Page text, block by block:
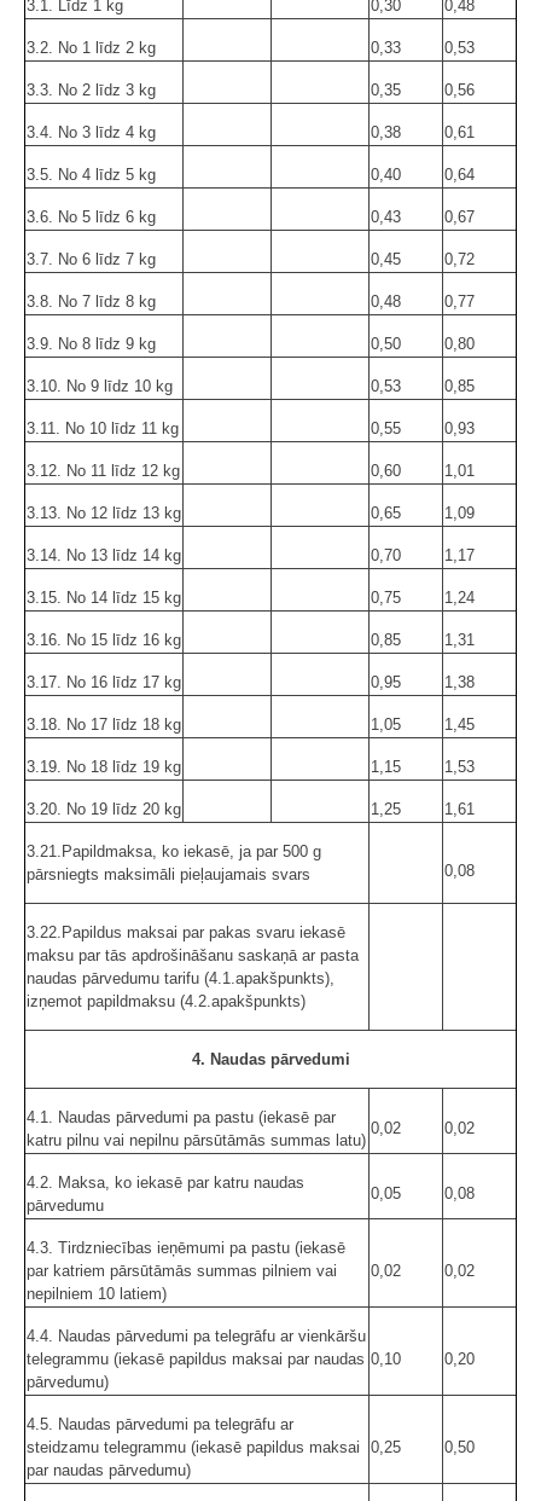
3.1. Līdz 1 kg 0,30 0,48
3.2. No 1 līdz 2 kg 0,33 0,53
3.3. No 2 līdz 3 kg 0,35 0,56
3.4. No 3 līdz 4 kg 0,38 0,61
3.5. No 4 līdz 5 kg 0,40 0,64
3.6. No 5 līdz 6 kg 0,43 0,67
3.7. No 6 līdz 7 kg 0,45 0,72
3.8. No 7 līdz 8 kg 0,48 0,77
3.9. No 8 līdz 9 kg 0,50 0,80
3.10. No 9 līdz 10 kg 0,53 0,85
3.11. No 10 līdz 11 kg 0,55 0,93
3.12. No 11 līdz 12 kg 0,60 1,01
3.13. No 12 līdz 13 kg 0,65 1,09
3.14. No 13 līdz 14 kg 0,70 1,17
3.15. No 14 līdz 15 kg 0,75 1,24
3.16. No 15 līdz 16 kg 0,85 1,31
3.17. No 16 līdz 17 kg 0,95 1,38
3.18. No 17 līdz 18 kg 1,05 1,45
3.19. No 18 līdz 19 kg 1,15 1,53
3.20. No 19 līdz 20 kg 1,25 1,61
3.21.Papildmaksa, ko iekasē, ja par 500 g
pārsniegts maksimāli pieļaujamais svars
0,08
3.22.Papildus maksai par pakas svaru iekasē
maksu par tās apdrošināšanu saskaņā ar pasta
naudas pārvedumu tarifu (4.1.apakšpunkts),
izņemot papildmaksu (4.2.apakšpunkts)
4. Naudas pārvedumi
4.1. Naudas pārvedumi pa pastu (iekasē par
katru pilnu vai nepilnu pārsūtāmās summas latu)
0,02 0,02
4.2. Maksa, ko iekasē par katru naudas
pārvedumu
0,05 0,08
4.3. Tirdzniecības ieņēmumi pa pastu (iekasē
par katriem pārsūtāmās summas pilniem vai
nepilniem 10 latiem)
0,02 0,02
4.4. Naudas pārvedumi pa telegrāfu ar vienkāršu
telegrammu (iekasē papildus maksai par naudas
pārvedumu)
0,10 0,20
4.5. Naudas pārvedumi pa telegrāfu ar
steidzamu telegrammu (iekasē papildus maksai
par naudas pārvedumu)
0,25 0,50